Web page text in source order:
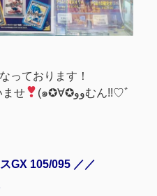
っております！
ませ
(๑✪∀✪ووむん!!♡ﾞ
GX 105/095 ／／